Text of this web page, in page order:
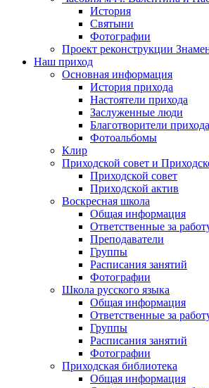
История
Святыни
Фотографии
Проект реконструкции
Наш приход
Основная информация
История прихода
Настоятели прихода
Заслуженные люди
Благотворители прихода
Фотоальбомы
Клир
Приходской совет и
Приходской совет
Приходской актив
Воскресная школа
Общая информация
Ответственные за
Преподаватели
Группы
Расписания занятий
Фотографии
Школа русского языка
Общая информация
Ответственные за
Группы
Расписания занятий
Фотографии
Приходская библиотека
Общая информация